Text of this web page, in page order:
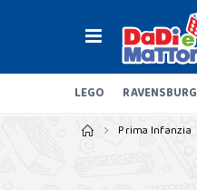
LEGO
Prima Infanzia